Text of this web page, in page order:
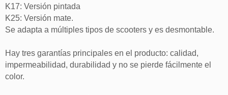
K17: Versión pintada
K25: Versión mate.
Se adapta a múltiples tipos de scooters y es desmontable.
Hay tres garantías principales en el producto: calidad,
impermeabilidad, durabilidad y no se pierde fácilmente el
color.